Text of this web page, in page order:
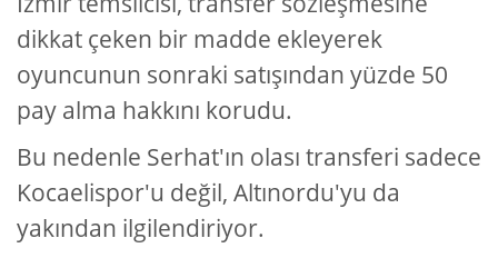
dikkat çeken bir madde ekleyerek
oyuncunun sonraki satışından yüzde 50
pay alma hakkını korudu.
Bu nedenle Serhat'ın olası transferi sadece
Kocaelispor'u değil, Altınordu'yu da
yakından ilgilendiriyor.